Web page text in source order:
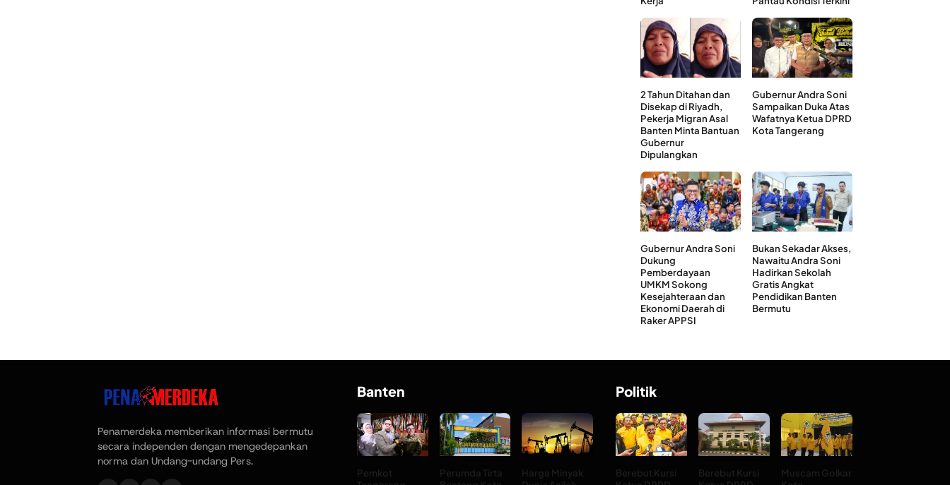
2 Tahun Ditahan dan
Disekap di Riyadh,
Pekerja Migran Asal
Banten Minta Bantuan
Gubernur
Dipulangkan
Gubernur Andra Soni
Sampaikan Duka Atas
Wafatnya Ketua DPRD
Kota Tangerang
Gubernur Andra Soni
Dukung
Pemberdayaan
UMKM Sokong
Kesejahteraan dan
Ekonomi Daerah di
Raker APPSI
Bukan Sekadar Akses,
Nawaitu Andra Soni
Hadirkan Sekolah
Gratis Angkat
Pendidikan Banten
Bermutu
Penamerdeka memberikan informasi bermutu
secara independen dengan mengedepankan
norma dan Undang-undang Pers.
Banten
Pemkot
Perumda Tirta
Harga Minyak
Politik
Berebut Kursi
Berebut Kursi
Muscam Golkar